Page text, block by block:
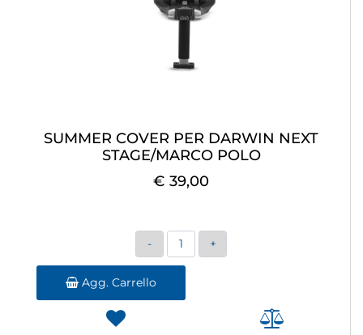
SUMMER COVER PER DARWIN NEXT
STAGE/MARCO POLO
€ 39,00
Quantità
Agg. Carrello